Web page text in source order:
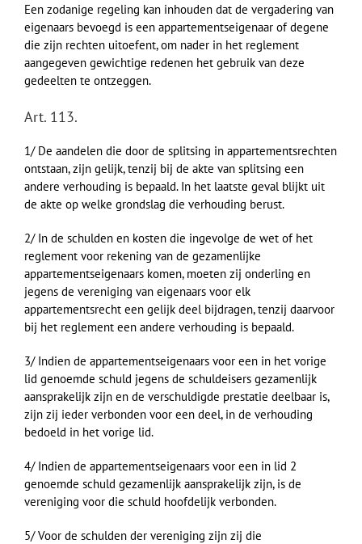
Een zodanige regeling kan inhouden dat de vergadering van
eigenaars bevoegd is een appartementseigenaar of degene
die zijn rechten uitoefent, om nader in het reglement
aangegeven gewichtige redenen het gebruik van deze
gedeelten te ontzeggen.
Art. 113.
1/ De aandelen die door de splitsing in appartementsrechten
ontstaan, zijn gelijk, tenzij bij de akte van splitsing een
andere verhouding is bepaald. In het laatste geval blijkt uit
de akte op welke grondslag die verhouding berust.
2/ In de schulden en kosten die ingevolge de wet of het
reglement voor rekening van de gezamenlijke
appartementseigenaars komen, moeten zij onderling en
jegens de vereniging van eigenaars voor elk
appartementsrecht een gelijk deel bijdragen, tenzij daarvoor
bij het reglement een andere verhouding is bepaald.
3/ Indien de appartementseigenaars voor een in het vorige
lid genoemde schuld jegens de schuldeisers gezamenlijk
aansprakelijk zijn en de verschuldigde prestatie deelbaar is,
zijn zij ieder verbonden voor een deel, in de verhouding
bedoeld in het vorige lid.
4/ Indien de appartementseigenaars voor een in lid 2
genoemde schuld gezamenlijk aansprakelijk zijn, is de
vereniging voor die schuld hoofdelijk verbonden.
5/ Voor de schulden der vereniging zijn zij die